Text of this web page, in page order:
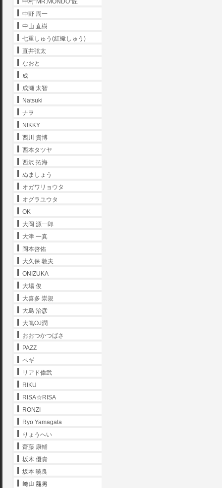
中村"MR.MONDO"匠
中野 周一
中山 直樹
七重しゅう(紅蠍しゅう)
直井弦太
なおと
成
成瀬 太智
Natsuki
ナヲ
NIKKY
西川 貴博
西本タツヤ
西沢 拓海
ぬましょう
オガワリョウタ
オグラユウタ
OK
大岡 源一郎
大津 一真
岡本啓佑
大久保 敦夫
ONIZUKA
大場 俊
大喜多 崇規
大島 治彦
大嵩OJ潤
おおつかつばさ
PAZZ
ペギ
リアド偉武
RIKU
RISA☆RISA
RONZI
Ryo Yamagata
りょうへい
齋藤 康輔
坂木 優貴
坂本 暁良
﨑山 龍男